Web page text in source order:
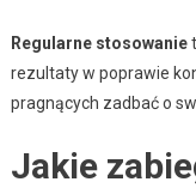
Regularne stosowanie
rezultaty w poprawie
pragnących zadbać o
Jakie